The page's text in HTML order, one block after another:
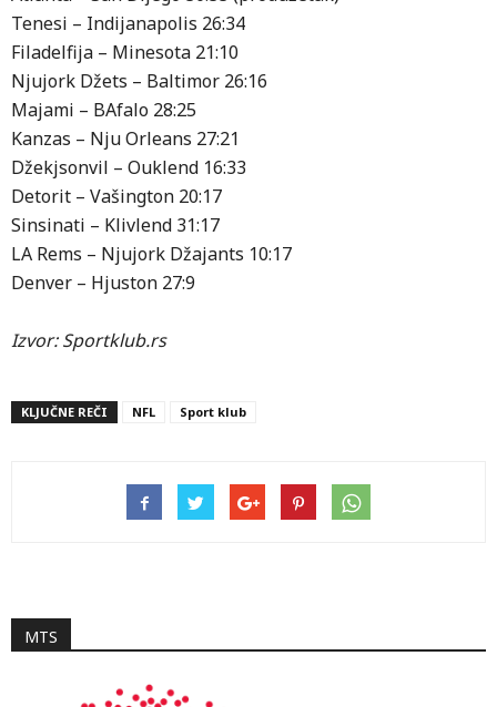
Tenesi – Indijanapolis 26:34
Filadelfija – Minesota 21:10
Njujork Džets – Baltimor 26:16
Majami – BAfalo 28:25
Kanzas – Nju Orleans 27:21
Džekjsonvil – Ouklend 16:33
Detorit – Vašington 20:17
Sinsinati – Klivlend 31:17
LA Rems – Njujork Džajants 10:17
Denver – Hjuston 27:9
Izvor: Sportklub.rs
KLJUČNE REČI NFL Sport klub
MTS